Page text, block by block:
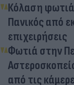
Κόλαση
Πανικός από
επιχειρήσεις
Φωτιά στην
από τις